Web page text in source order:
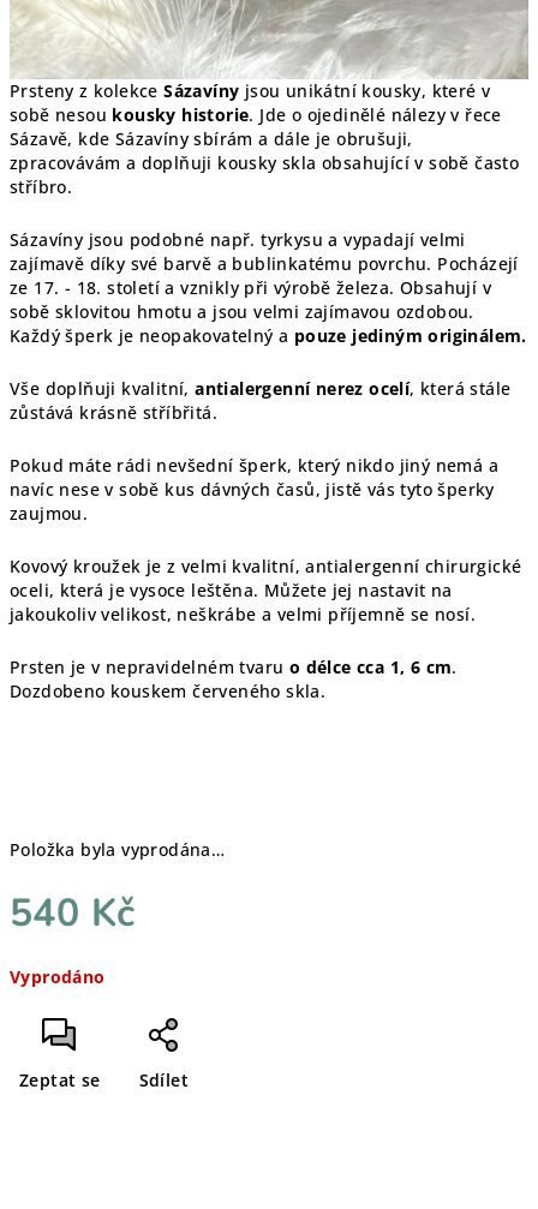
Prsteny z kolekce Sázavíny jsou unikátní kousky, které v
sobě nesou kousky historie. Jde o ojedinělé nálezy v řece
Sázavě, kde Sázavíny sbírám a dále je obrušuji,
zpracovávám a doplňuji kousky skla obsahující v sobě často
stříbro.
Sázavíny jsou podobné např. tyrkysu a vypadají velmi
zajímavě díky své barvě a bublinkatému povrchu. Pocházejí
ze 17. - 18. století a vznikly při výrobě železa. Obsahují v
sobě sklovitou hmotu a jsou velmi zajímavou ozdobou.
Každý šperk je neopakovatelný a pouze jediným originálem.
Vše doplňuji kvalitní,antialergenní nerez ocelí, která stále
zůstává krásně stříbřitá.
Pokud máte rádi nevšední šperk, který nikdo jiný nemá a
navíc nese v sobě kus dávných časů, jistě vás tyto šperky
zaujmou.
Kovový kroužek je z velmi kvalitní, antialergenní chirurgické
oceli, která je vysoce leštěna. Můžete jej nastavit na
jakoukoliv velikost, neškrábe a velmi příjemně se nosí.
Prsten je v nepravidelném tvaru o délce cca 1, 6 cm.
Dozdobeno kouskem červeného skla.
Položka byla vyprodána…
540 Kč
cena:
Vyprodáno
Zeptat se Sdílet